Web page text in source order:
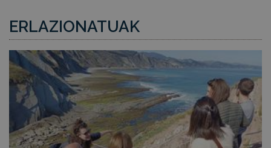
ERLAZIONATUAK